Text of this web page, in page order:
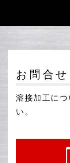
お問合せ
溶接加工に
い。